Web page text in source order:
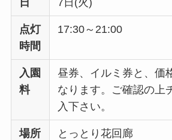
点灯
時間
17:30～21:00
入園
料
昼券、イルミ券と、価
なります。ご確認の上
入下さい。
場所
とっとり花回廊